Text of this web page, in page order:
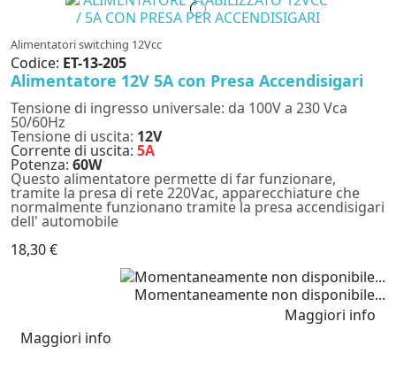
Alimentatori switching 12Vcc
Codice: ET-13-205
Alimentatore 12V 5A con Presa Accendisigari
Tensione di ingresso universale: da 100V a 230 Vca
50/60Hz
Tensione di uscita: 12V
Corrente di uscita: 5A
Potenza: 60W
Questo alimentatore permette di far funzionare,
tramite la presa di rete 220Vac, apparecchiature che
normalmente funzionano tramite la presa accendisigari
dell' automobile
18,30 €
Momentaneamente non disponibile...
Maggiori info
Maggiori info